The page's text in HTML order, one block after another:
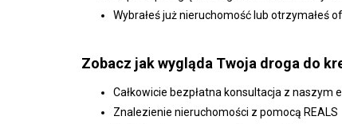
Wybrałeś już nieruchomość lub otrzymałeś
Zobacz jak wygląda Twoja droga do
Całkowicie bezpłatna konsultacja z naszym
Znalezienie nieruchomości z pomocą REALS